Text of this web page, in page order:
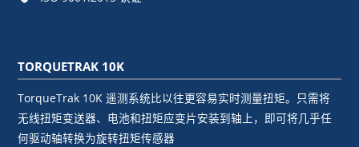
TORQUETRAK 10K
TorqueTrak 10K 遥测系统比以往更容易实时测量扭矩。只需将
无线扭矩变送器、电池和扭矩应变片安装到轴上，即可将几乎任
何驱动轴转换为旋转扭矩传感器